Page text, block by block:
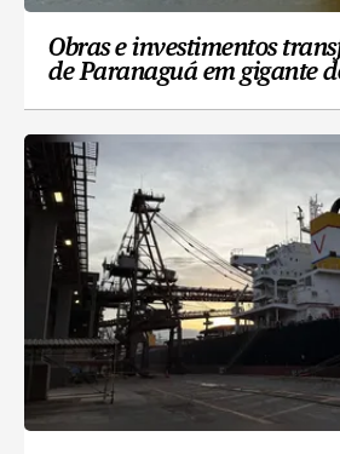
Obras e investimentos
de Paranaguá em gigante